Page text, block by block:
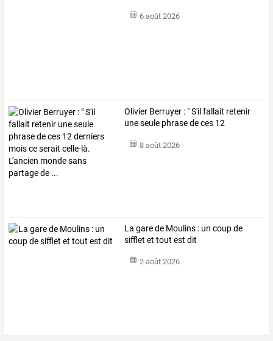
6 août 2026
Olivier Berruyer : "S'ilfallait retenir
uneseule phrasedeces 12
8 août 2026
La gare de Moulins : un coup de
sifflet et tout est dit
2 août 2026